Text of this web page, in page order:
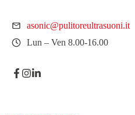
asonic@pulitoreultrasuoni.it
Lun – Ven 8.00-16.00